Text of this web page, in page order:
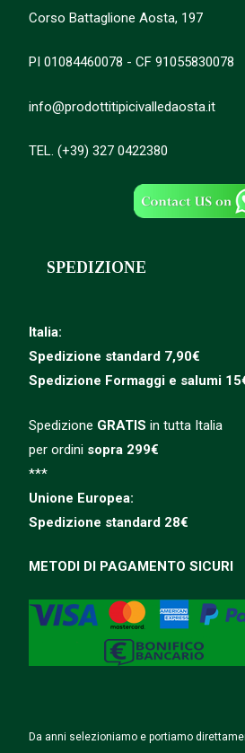
Corso Battaglione Aosta, 197
PI 01084460078 - CF 91055830078
info@prodottitipicivalledaosta.it
TEL. (+39) 327 0422380
SPEDIZIONE
Italia:
Spedizione standard 7,90€
Spedizione Formaggi e salumi
Spedizione GRATIS in tutta Italia
per ordini sopra 299€
***
Unione Europea:
Spedizione standard 28€
METODI DI PAGAMENTO SICURI
Da anni selezioniamo e portiamo